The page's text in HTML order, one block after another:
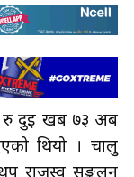
रु दुई खर्ब ७३ अर्ब
थियो । चालु